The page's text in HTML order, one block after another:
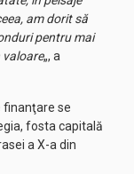
am dorit să
pentru mai
valoare„, a
finanţare se
fosta capitală
a X-a din